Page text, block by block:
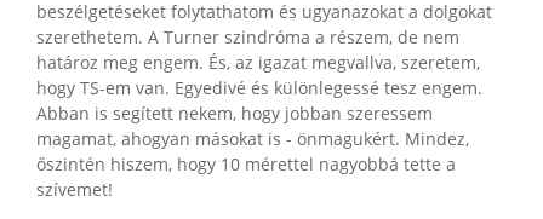
beszélgetéseket folytathatom és ugyanazokat a dolgokat
szerethetem. A Turner szindróma a részem, de nem
határoz meg engem. És, az igazat megvallva, szeretem,
hogy TS-em van. Egyedivé és különlegessé tesz engem.
Abban is segített nekem, hogy jobban szeressem
magamat, ahogyan másokat is - önmagukért. Mindez,
őszintén hiszem, hogy 10 mérettel nagyobbá tette a
szívemet!